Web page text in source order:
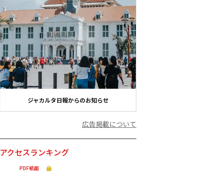
ジャカルタ日報からのお知らせ
広告掲載について
アクセスランキング
PDF紙面